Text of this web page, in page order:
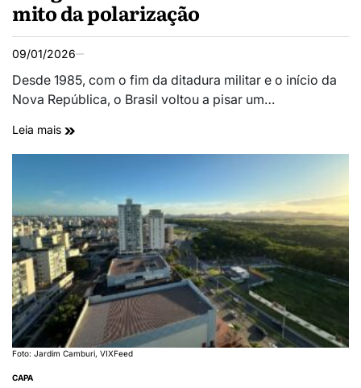
mito da polarização
09/01/2026
Desde 1985, com o fim da ditadura militar e o início da
Nova República, o Brasil voltou a pisar um…
Leia mais
Foto: Jardim Camburi, VIXFeed
CAPA